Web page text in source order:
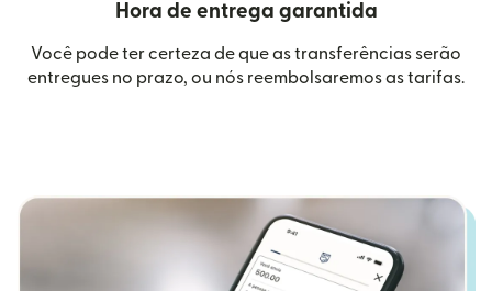
Hora de entrega garantida
Você pode ter certeza de que as transferências serão
entregues no prazo, ou nós reembolsaremos as tarifas.